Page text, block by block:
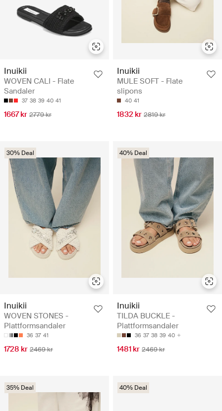
Inuikii
WOVEN CALI - Flate
Sandaler
37 38 39 40 41
1667 kr 2779 kr
Inuikii
MULE SOFT - Flate
slipons
40 41
1832 kr 2819 kr
30% Deal
Inuikii
WOVEN STONES -
Plattformsandaler
36 37 41
1728 kr 2469 kr
40% Deal
Inuikii
TILDA BUCKLE -
Plattformsandaler
36 37 38 39 40
1481 kr 2469 kr
35% Deal 40% Deal